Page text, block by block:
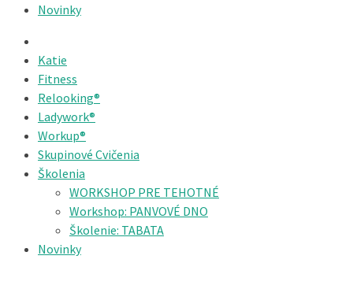
Novinky
Katie
Fitness
Relooking®
Ladywork®
Workup®
Skupinové Cvičenia
Školenia
WORKSHOP PRE TEHOTNÉ
Workshop: PANVOVÉ DNO
Školenie: TABATA
Novinky